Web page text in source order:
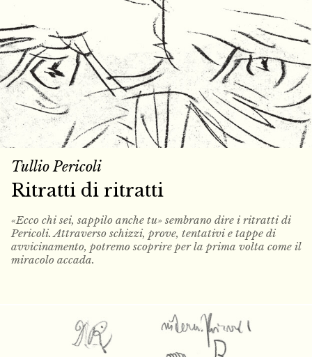
Tullio Pericoli
Ritratti di ritratti
«Ecco chi sei, sappilo anche tu» sembrano dire i ritratti di
Pericoli. Attraverso schizzi, prove, tentativi e tappe di
avvicinamento, potremo scoprire per la prima volta come il
miracolo accada.